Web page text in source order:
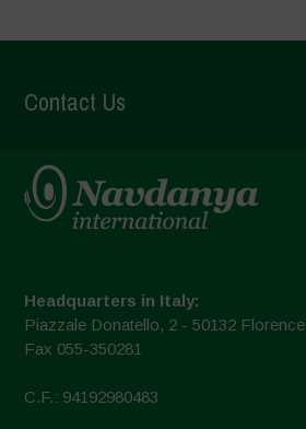
Contact Us
Headquarters in Italy:
Piazzale Donatello, 2 - 50132 Florence
Fax 055-350281
C.F.: 94192980483